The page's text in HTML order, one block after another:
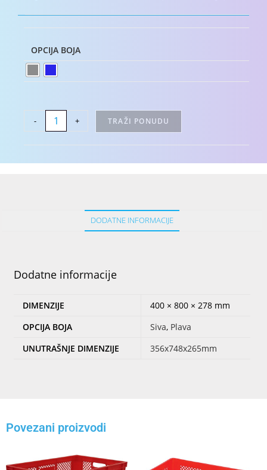
OPCIJA BOJA
- + TRAŽI PONUDU
DODATNE INFORMACIJE
Dodatne informacije
DIMENZIJE
400 × 800 × 278 mm
OPCIJA BOJA
Siva, Plava
UNUTRAŠNJE DIMENZIJE
356x748x265mm
Povezani proizvodi